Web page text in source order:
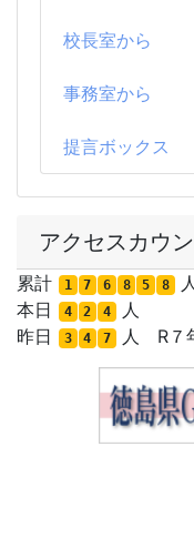
校長室から
事務室から
提言ボックス
アクセスカウ
累計 1 7 6 8 5 8
本日
4 2 4 人
昨日
3 4 7 人 R７